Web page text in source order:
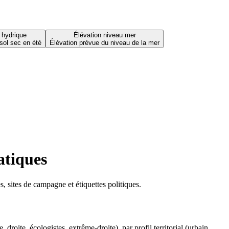
sec en été
Élévation niveau mer
Élévation prévue du niveau de la mer
sites de campagne et étiquettes politiques.